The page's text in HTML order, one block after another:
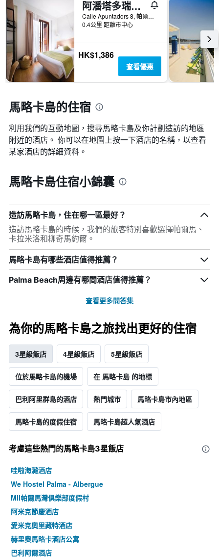
阿潘塔多瑞斯旅館 - 帕爾瑪
Calle Apuntadors 8, 帕爾馬, 馬略卡島, 西班牙
0.4公里 距離市中心
HK$1,386
查看優惠
馬略卡島的住宿
利用我們的互動地圖，搜尋馬略卡島​及你計劃造訪的地區
附近的酒店。 你可以在地圖上按一下酒店的名稱，以查看
某家酒店的詳細資料。
馬略卡島住宿小錦囊
造訪馬略卡島，住在哪一區最好？
造訪馬略卡島的時候，我們的旅客特別喜歡選擇帕爾馬、
卡拉米洛和柳奇馬約爾。
馬略卡島有哪些酒店值得推薦？
Palma Beach周邊有哪間酒店值得推薦？
查看更多問答集
為你的馬略卡島之旅找出更好的住宿
3星級飯店 4星級飯店 5星級飯店
位於馬略卡島的機場 在 馬略卡島 的地標
巴利阿里群島的酒店 熱門城市 馬略卡島市內地區
馬略卡島的度假住宿 馬略卡島超人氣酒店
考慮這些熱門的馬略卡島3星​飯店
哇啦海灘酒店
We Hostel Palma - Albergue
Mll帕爾馬灣俱樂部度假村
阿米克節慶酒店
愛米克奧里藏特酒店
赫里奧馬略卡酒店公寓
巴利阿爾酒店